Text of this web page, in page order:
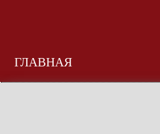
ГЛАВНАЯ